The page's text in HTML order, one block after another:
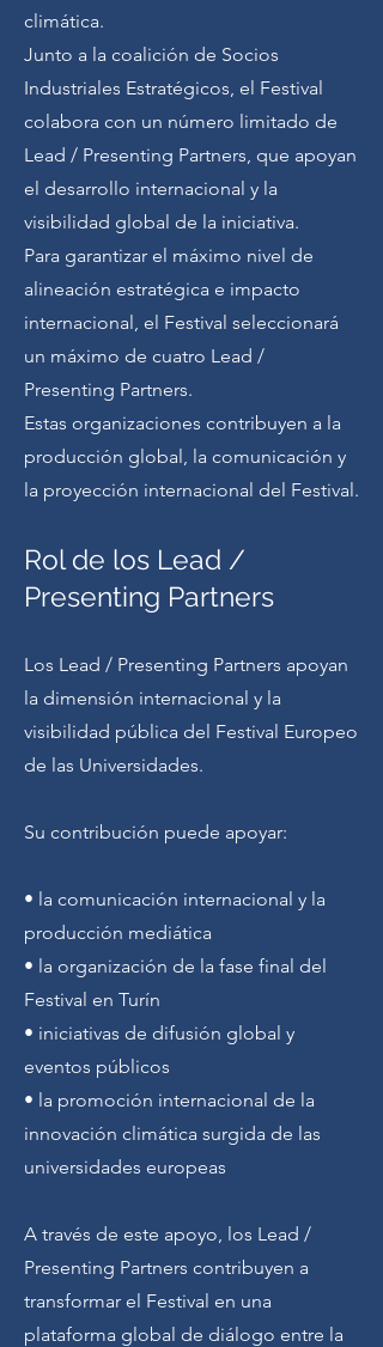
climática.
Junto a la coalición de Socios
Industriales Estratégicos, el Festival
colabora con un número limitado de
Lead / Presenting Partners, que apoyan
el desarrollo internacional y la
visibilidad global de la iniciativa.
Para garantizar el máximo nivel de
alineación estratégica e impacto
internacional, el Festival seleccionará
un máximo de cuatro Lead /
Presenting Partners.
Estas organizaciones contribuyen a la
producción global, la comunicación y
la proyección internacional del Festival.
Rol de los Lead /
Presenting Partners
Los Lead / Presenting Partners apoyan
la dimensión internacional y la
visibilidad pública del Festival Europeo
de las Universidades.
Su contribución puede apoyar:
• la comunicación internacional y la
producción mediática
• la organización de la fase final del
Festival en Turín
• iniciativas de difusión global y
eventos públicos
• la promoción internacional de la
innovación climática surgida de las
universidades europeas
A través de este apoyo, los Lead /
Presenting Partners contribuyen a
transformar el Festival en una
plataforma global de diálogo entre la